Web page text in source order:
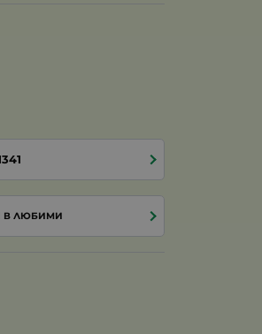
В ЛЮБИМИ